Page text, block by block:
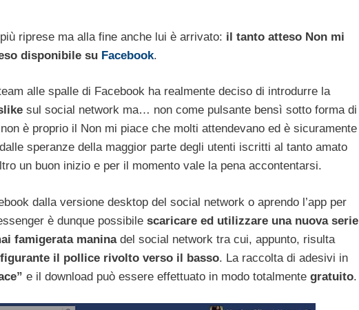
riprese ma alla fine anche lui è arrivato: il tanto atteso Non mi
disponibile su Facebook.
alle spalle di Facebook ha realmente deciso di introdurre la
sul social network ma… non come pulsante bensì sotto forma di
è proprio il Non mi piace che molti attendevano ed è sicuramente
speranze della maggior parte degli utenti iscritti al tanto amato
un buon inizio e per il momento vale la pena accontentarsi.
dalla versione desktop del social network o aprendo l’app per
è dunque possibile scaricare ed utilizzare una nuova serie
famigerata maninadel social network tra cui, appunto, risulta
il pollice rivolto verso il basso. La raccolta di adesivi in
e il download può essere effettuato in modo totalmente gratuito.